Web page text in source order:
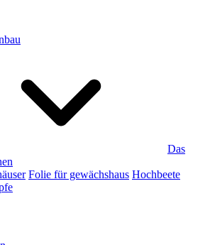
Das
Folie für gewächshaus Hochbeete